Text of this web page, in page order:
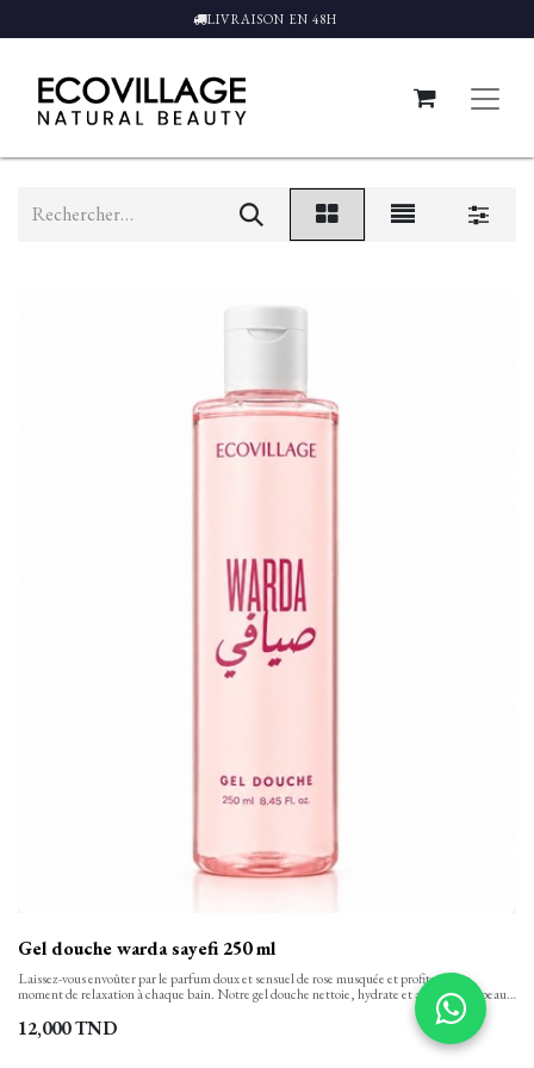
LIVRAISON EN 48H
Gel douche warda sayefi 250 ml
Laissez-vous envoûter par le parfum doux et sensuel de rose musquée et profitez d’un
moment de relaxation à chaque bain. Notre gel douche nettoie, hydrate et apaise votre peau
tout en finesse et la laisse propre, confortable et soyeusement douce. Sa texture onctueuse,
aux notes florales se transforme en une mousse rinçable facilement.
12,000TND